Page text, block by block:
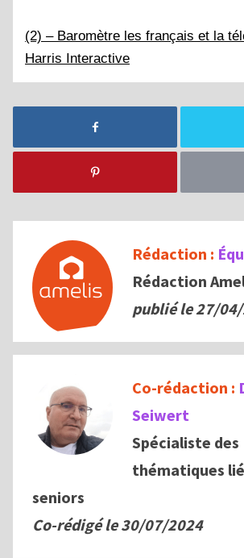
(2) – Baromètre les français et la
Harris Interactive
Rédaction :
Rédaction
publié le 27/
Co-rédaction :
Seiwert
Spécialiste des
thématiques
seniors
Co-rédigé le30/07/2024